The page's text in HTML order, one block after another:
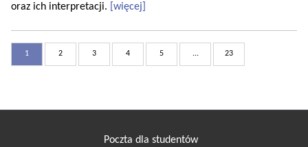
oraz ich interpretacji.
[więcej]
1 2 3 4 5 ... 23
Poczta dla studentów